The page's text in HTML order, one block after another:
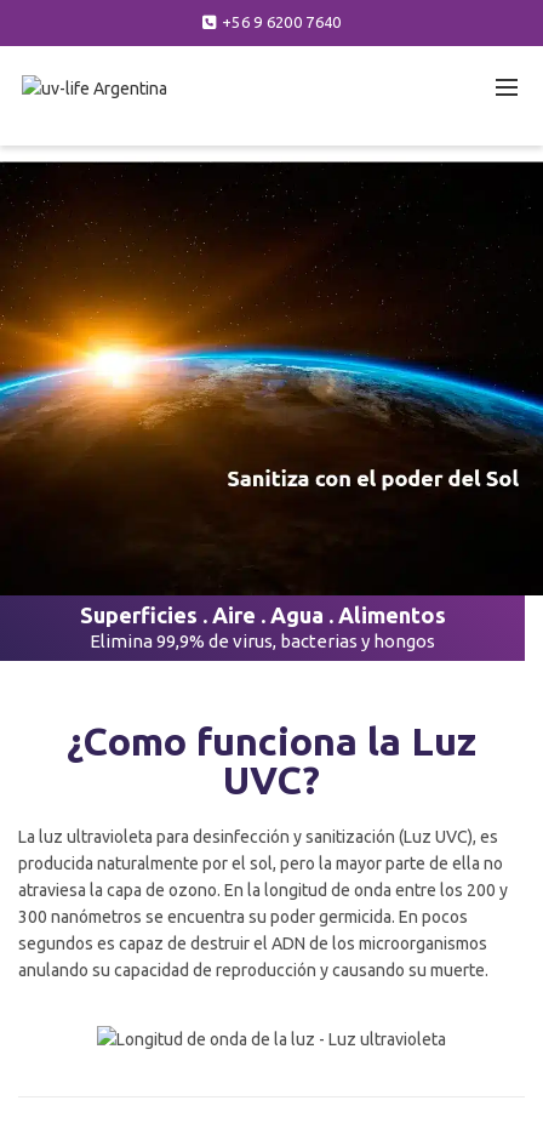
+56 9 6200 7640
Superficies . Aire . Agua . Alimentos
Elimina 99,9% de virus, bacterias y hongos
¿Como funciona la Luz
UVC?
La luz ultravioleta para desinfección y sanitización (Luz UVC), es
producida naturalmente por el sol, pero la mayor parte de ella no
atraviesa la capa de ozono. En la longitud de onda entre los 200 y
300 nanómetros se encuentra su poder germicida. En pocos
segundos es capaz de destruir el ADN de los microorganismos
anulando su capacidad de reproducción y causando su muerte.